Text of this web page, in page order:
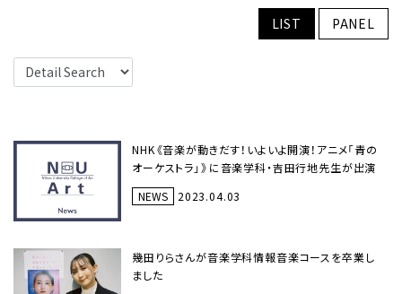
LIST PANEL
NHK《音楽が動きだす！いよいよ開演！アニメ「青の
オーケストラ」》に音楽学科・吉田行地先生が出演
NEWS
2023.04.03
幾田りらさんが音楽学科情報音楽コースを卒業し
ました